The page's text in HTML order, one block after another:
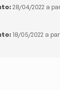
28/04/2022 a
18/05/2022 a